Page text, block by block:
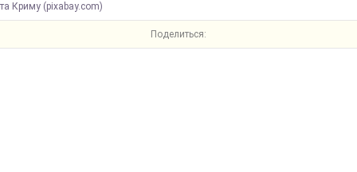
Криму (pixabay.com)
Поделиться: